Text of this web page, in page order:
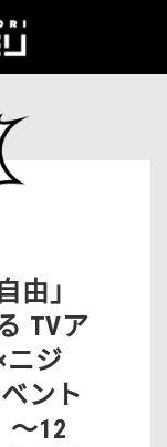
由」
TVア
ニジ
ント
～12